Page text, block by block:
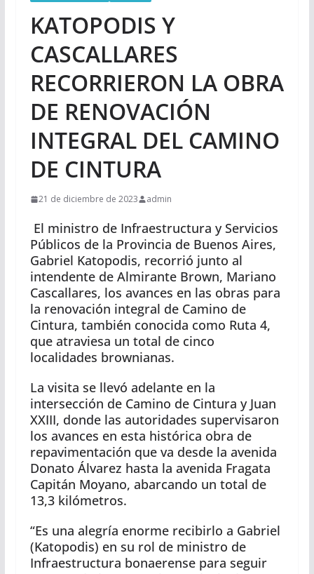
KATOPODIS Y
CASCALLARES
RECORRIERON LA OBRA
DE RENOVACIÓN
INTEGRAL DEL CAMINO
DE CINTURA
21 de diciembre de 2023 admin
El ministro de Infraestructura y Servicios
Públicos de la Provincia de Buenos Aires,
Gabriel Katopodis, recorrió junto al
intendente de Almirante Brown, Mariano
Cascallares, los avances en las obras para
la renovación integral de Camino de
Cintura, también conocida como Ruta 4,
que atraviesa un total de cinco
localidades brownianas.
La visita se llevó adelante en la
intersección de Camino de Cintura y Juan
XXIII, donde las autoridades supervisaron
los avances en esta histórica obra de
repavimentación que va desde la avenida
Donato Álvarez hasta la avenida Fragata
Capitán Moyano, abarcando un total de
13,3 kilómetros.
“Es una alegría enorme recibirlo a Gabriel
(Katopodis) en su rol de ministro de
Infraestructura bonaerense para seguir